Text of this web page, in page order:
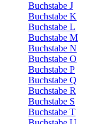
Buchstabe J
Buchstabe K
Buchstabe L
Buchstabe M
Buchstabe N
Buchstabe O
Buchstabe P
Buchstabe Q
Buchstabe R
Buchstabe S
Buchstabe T